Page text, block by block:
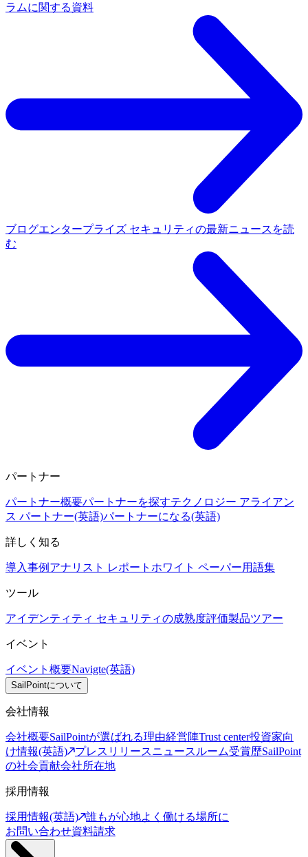
ラムに関する資料
ブログエンタープライズ セキュリティの最新ニュースを読
む
パートナー
パートナー概要パートナーを探すテクノロジー アライアン
ス パートナー(英語)パートナーになる(英語)
詳しく知る
導入事例 アナリスト レポート ホワイト ペーパー用語集
ツール
アイデンティティ セキュリティの成熟度評価製品ツアー
イベント
イベント概要Navigte(英語)
SailPointについて
会社情報
会社概要SailPointが選ばれる理由経営陣Trust center投資家向
け情報(英語)
プレスリリースニュースルーム受賞歴SailPoint
の社会貢献会社所在地
採用情報
採用情報(英語)
誰もが心地よく働ける場所に
お問い合わせ資料請求